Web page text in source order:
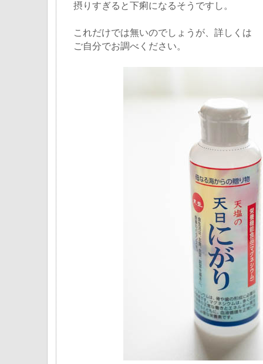
摂りすぎると下痢になるそうですし。
これだけでは無いのでしょうが、詳しくは
ご自分でお調べください。